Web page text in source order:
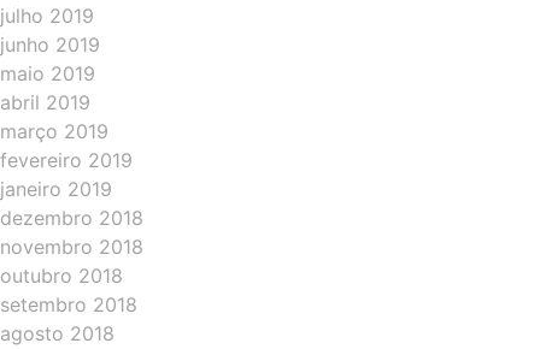
julho 2019
junho 2019
maio 2019
abril 2019
março 2019
fevereiro 2019
janeiro 2019
dezembro 2018
novembro 2018
outubro 2018
setembro 2018
agosto 2018